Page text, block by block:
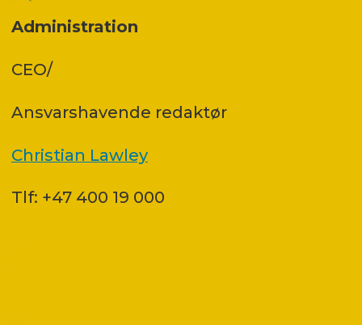
Administration
CEO/
Ansvars­havende redaktør
Christian Lawley
Tlf: +47 400 19 000